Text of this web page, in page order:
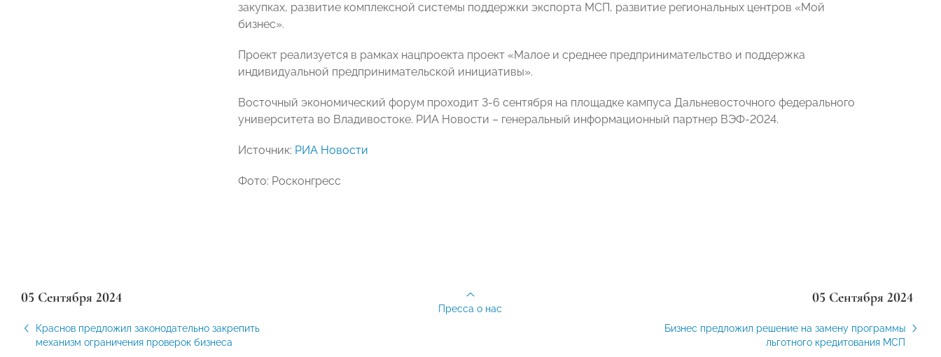
закупках, развитие комплексной системы поддержки экспорта МСП, развитие региональных центров «Мой
бизнес».
Проект реализуется в рамках нацпроекта проект «Малое и среднее предпринимательство и поддержка
индивидуальной предпринимательской инициативы».
Восточный экономический форум проходит 3-6 сентября на площадке кампуса Дальневосточного федерального
университета во Владивостоке. РИА Новости – генеральный информационный партнер ВЭФ-2024.
Источник: РИА Новости
Фото: Росконгресс
05 Сентября 2024
Краснов предложил законодательно закрепить
механизм ограничения проверок бизнеса
05 Сентября 2024
Бизнес предложил решение на замену программы
льготного кредитования МСП
Пресса о нас